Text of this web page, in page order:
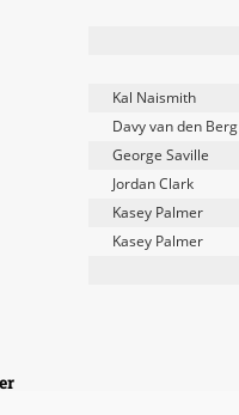
Kal Naismith
Davy van den Berg
George Saville
Jordan Clark
Kasey Palmer
Kasey Palmer